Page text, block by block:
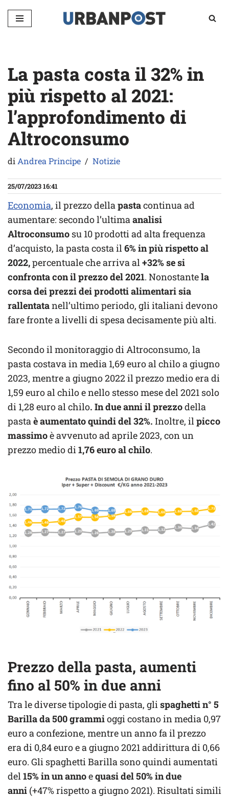
Vai
La pasta costa il 32% in
più rispetto al 2021:
l’approfondimento di
Altroconsumo
diAndrea Principe Notizie
25/07/2023 16:41
Economia, il prezzo dellapastacontinua ad
aumentare: secondo l’ultimaanalisi
Altroconsumo su 10 prodotti ad alta frequenza
d’acquisto, la pasta costa il6% in più rispetto al
2022,percentuale che arriva al+32% se si
confronta con il prezzo del 2021. Nonostantela
corsa dei prezzi dei prodotti alimentari sia
rallentatanell’ultimo periodo, gli italiani devono
fare fronte a livelli di spesa decisamente più alti.
Secondo il monitoraggio di Altroconsumo, la
pasta costava in media 1,69 euro al chilo a giugno
2023, mentre a giugno 2022 il prezzo medio era di
1,59 euro al chilo e nello stesso mese del 2021 solo
di 1,28 euro al chilo. In due anni il prezzodella
pastaè aumentato quindi del 32%. Inoltre, ilpicco
massimoè avvenuto ad aprile 2023, con un
prezzo medio di1,76 euro al chilo.
Prezzo della pasta, aumenti
fino al 50% in due anni
Tra le diverse tipologie di pasta, glispaghetti n° 5
Barilla da 500 grammioggi costano in media 0,97
euro a confezione, mentre un anno fa il prezzo
era di 0,84 euro e a giugno 2021 addirittura di 0,66
euro. Gli spaghetti Barilla sono quindi aumentati
del15% in un annoequasi del 50% in due
anni (+47% rispetto a giugno 2021). Risultati simili